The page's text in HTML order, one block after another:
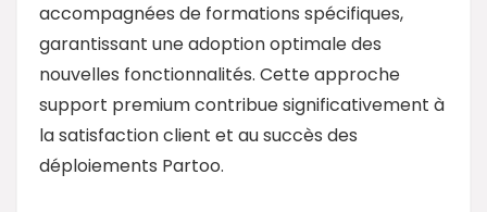
accompagnées de formations spécifiques,
garantissant une adoption optimale des
nouvelles fonctionnalités. Cette approche
support premium contribue significativement à
la satisfaction client et au succès des
déploiements Partoo.